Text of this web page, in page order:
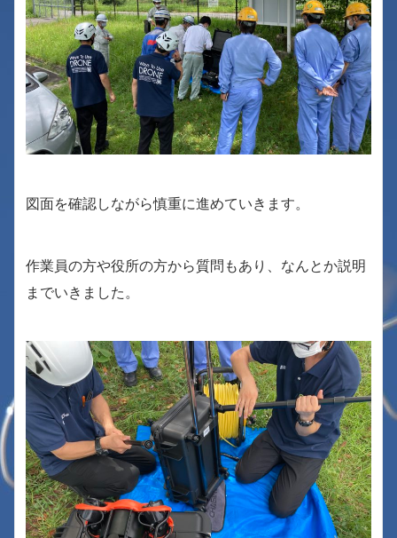
図面を確認しながら慎重に進めていきます。
作業員の方や役所の方から質問もあり、なんとか説明
までいきました。